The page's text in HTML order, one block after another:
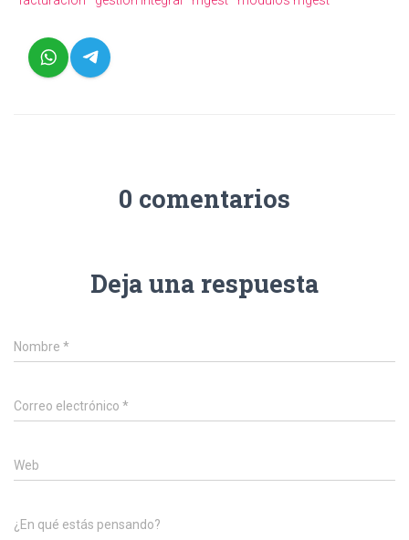
0 comentarios
Deja una respuesta
Nombre *
Correo electrónico *
Web
¿En qué estás pensando?